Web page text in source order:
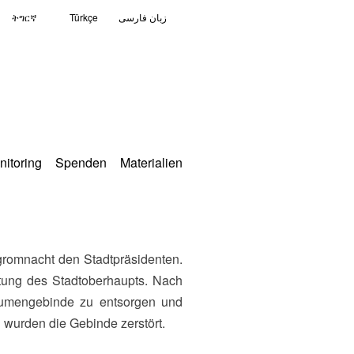
ትግርኛ Türkçe زبان فارسی
Spenden Materialien
des Stadtoberhaupts. Nach
zu entsorgen und
die Gebinde zerstört.